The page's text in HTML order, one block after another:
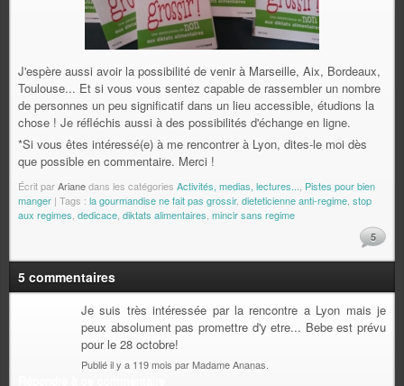
J'espère aussi avoir la possibilité de venir à Marseille, Aix, Bordeaux,
Toulouse... Et si vous vous sentez capable de rassembler un nombre
de personnes un peu significatif dans un lieu accessible, étudions la
chose ! Je réfléchis aussi à des possibilités d'échange en ligne.
*Si vous êtes intéressé(e) à me rencontrer à Lyon, dites-le moi dès
que possible en commentaire. Merci !
Écrit parArianedans les catégories Activités, medias, lectures... Pistes pour bien
manger | Tags : la gourmandise ne fait pas grossir, dieteticienne anti-regime stop
aux regimes dedicace diktats alimentaires mincir sans regime
5
5 commentaires
Je suis très intéressée par la rencontre a Lyon mais je
peux absolument pas promettre d'y etre... Bebe est prévu
pour le 28 octobre!
Publié il y a 119 mois par Madame Ananas.